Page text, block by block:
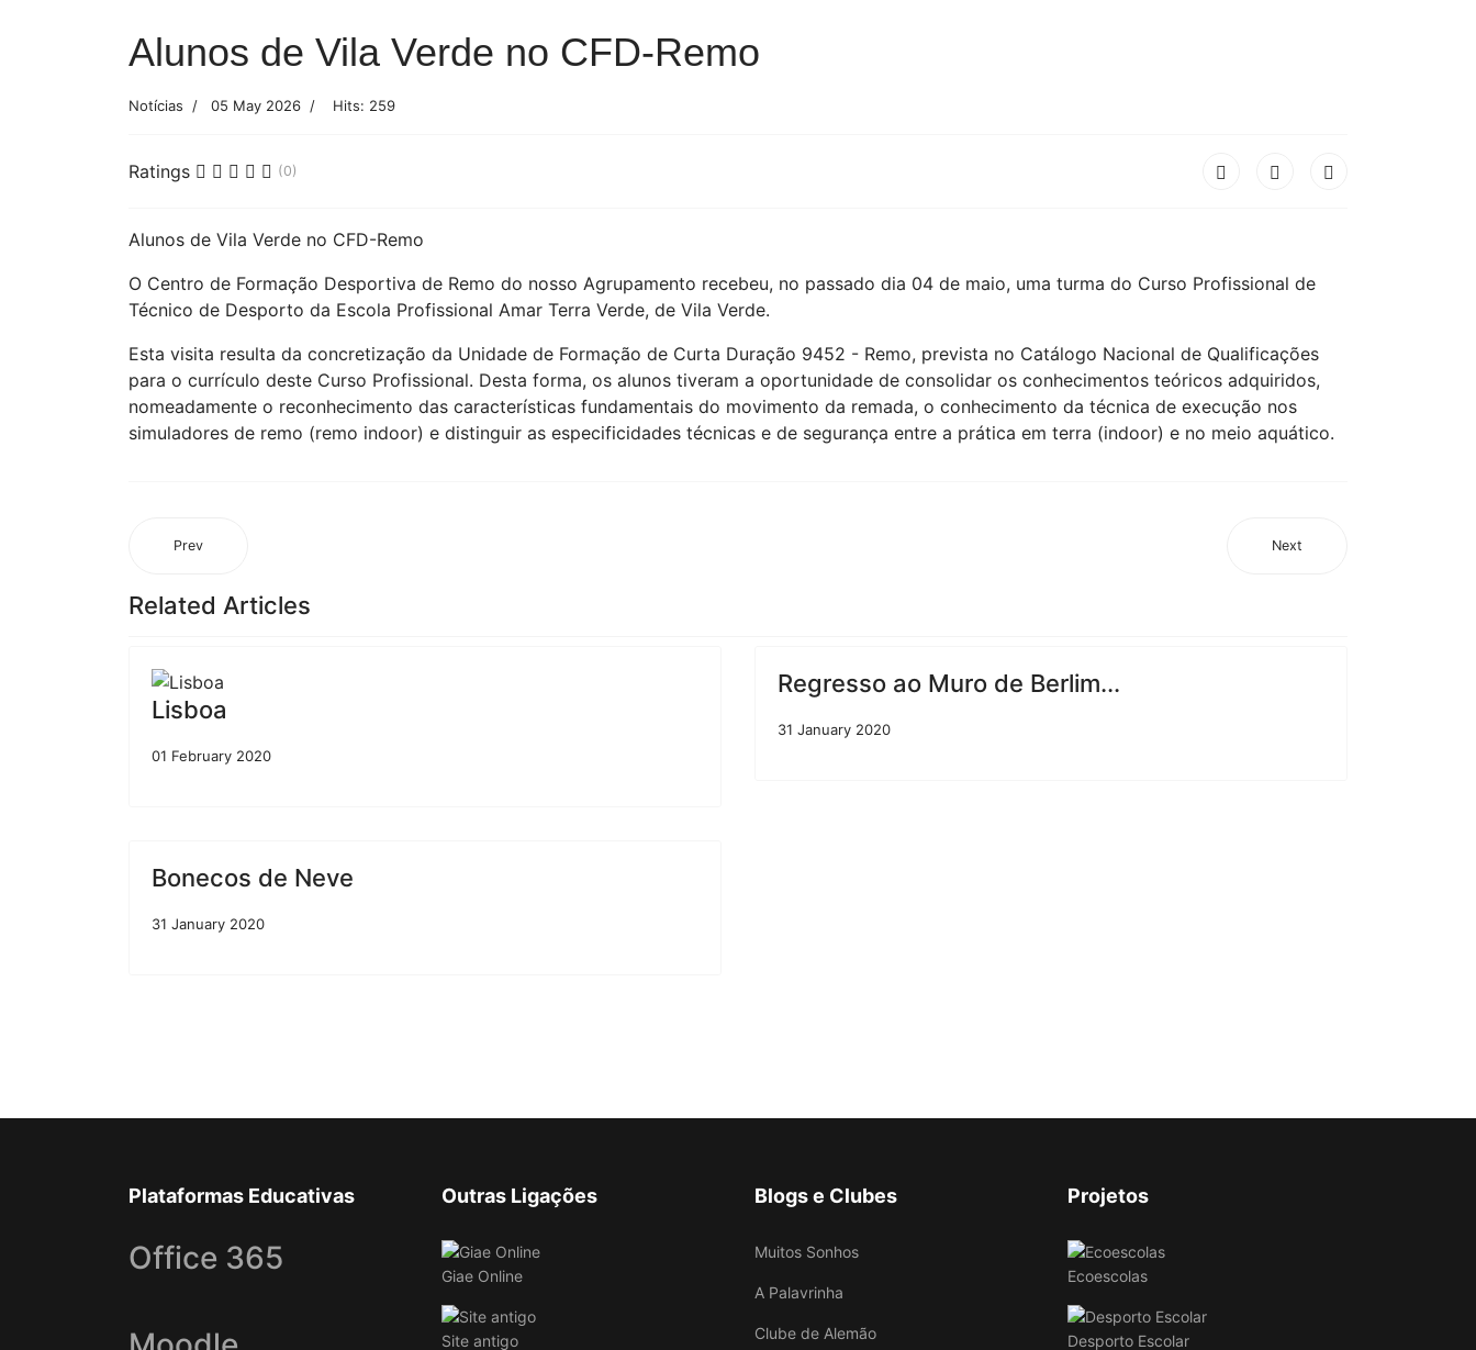
Alunos de Vila Verde no CFD-Remo
Notícias 05 May 2026 Hits: 259
Ratings (0)
Alunos de Vila Verde no CFD-Remo
O Centro de Formação Desportiva de Remo do nosso Agrupamento recebeu, no passado dia 04 de maio, uma turma do Curso Profissional de
Técnico de Desporto da Escola Profissional Amar Terra Verde, de Vila Verde.
Esta visita resulta da concretização da Unidade de Formação de Curta Duração 9452 - Remo, prevista no Catálogo Nacional de Qualificações
para o currículo deste Curso Profissional. Desta forma, os alunos tiveram a oportunidade de consolidar os conhecimentos teóricos adquiridos,
nomeadamente o reconhecimento das características fundamentais do movimento da remada, o conhecimento da técnica de execução nos
simuladores de remo (remo indoor) e distinguir as especificidades técnicas e de segurança entre a prática em terra (indoor) e no meio aquático.
Prev Next
Related Articles
Lisboa
01 February 2020
Regresso ao Muro de Berlim...
31 January 2020
Bonecos de Neve
31 January 2020
Plataformas Educativas
Office 365
Outras Ligações
Giae Online
Site antigo
Blogs e Clubes
Muitos Sonhos
A Palavrinha
Clube de Alemão
Projetos
Ecoescolas
Desporto Escolar